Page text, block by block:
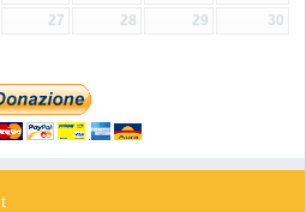
27 28 29
30